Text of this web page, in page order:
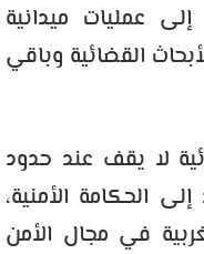
إلى عمليات ميدانية
القضائية وباقي
لا يقف عند حدود
الحكامة الأمنية،
في مجال الأمن